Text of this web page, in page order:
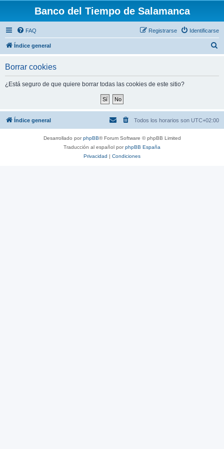
Banco del Tiempo de Salamanca
FAQ Identificarse
Registrarse
Índice general
Borrar cookies
¿Está seguro de que quiere borrar todas las cookies de este sitio?
Índice general Todos los horarios son UTC+02:00
Desarrollado porphpBB® Forum Software © phpBB Limited
Traducción al español porphpBB España
Privacidad | Condiciones